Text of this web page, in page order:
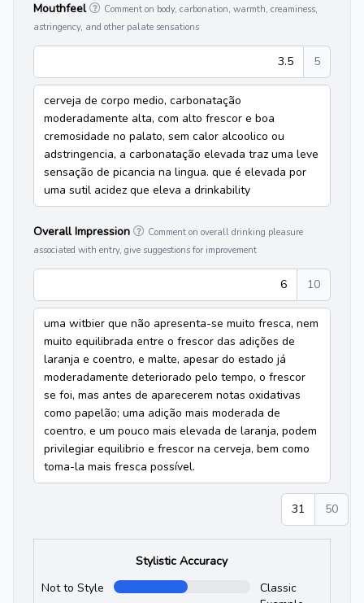
Mouthfeel
Comment on body, carbonation, warmth, creaminess,
astringency, and other palate sensations
3.5 5
cerveja de corpo medio, carbonatação
moderadamente alta, com alto frescor e boa
cremosidade no palato, sem calor alcoolico ou
adstringencia, a carbonatação elevada traz uma leve
sensação de picancia na lingua. que é elevada por
uma sutil acidez que eleva a drinkability
Overall Impression
Comment on overall drinking pleasure
associated with entry, give suggestions for improvement
6 10
uma witbier que não apresenta-se muito fresca, nem
muito equilibrada entre o frescor das adições de
laranja e coentro, e malte, apesar do estado já
moderadamente deteriorado pelo tempo, o frescor
se foi, mas antes de aparecerem notas oxidativas
como papelão; uma adição mais moderada de
coentro, e um pouco mais elevada de laranja, podem
privilegiar equilibrio e frescor na cerveja, bem como
toma-la mais fresca possível.
31 50
Stylistic Accuracy
Not to Style
Classic